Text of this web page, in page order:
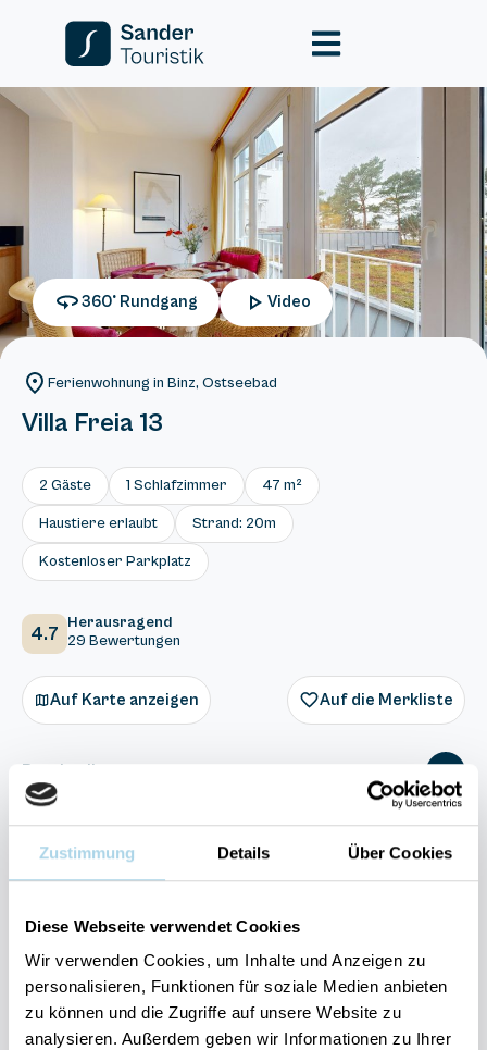
Zustimmung Details Über Cookies
Diese Webseite verwendet Cookies
Wir verwenden Cookies, um Inhalte und Anzeigen zu
personalisieren, Funktionen für soziale Medien anbieten
zu können und die Zugriffe auf unsere Website zu
analysieren. Außerdem geben wir Informationen zu Ihrer
360° Rundgang Video
Ferienwohnung in Binz, Ostseebad
Villa Freia 13
2 Gäste 1 Schlafzimmer 47 m²
Haustiere erlaubt Strand: 20m
Kostenloser Parkplatz
4.7
Herausragend
29 Bewertungen
Auf Karte anzeigen Auf die Merkliste
Beschreibung
Ausstattung
29 Bewertungen
Ihre Vorteile auf einen Blick: